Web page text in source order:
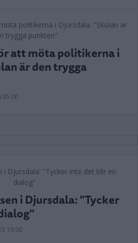
att möta politikerna i
är den trygga
05.00
i Djursdala: "Tycker
10.00